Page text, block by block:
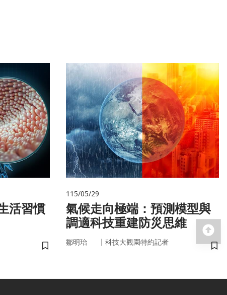
儲存書籤
115/05/29
氣候走向極端：預測模型與
調適科技重建防災思維
鄒明珆 ｜ 科技大觀園特約記者
儲